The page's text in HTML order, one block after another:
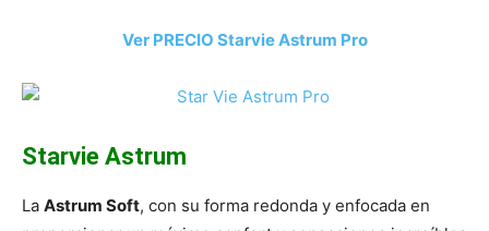
Ver PRECIO Starvie Astrum Pro
Starvie Astrum
La Astrum Soft, con su forma redonda y enfocada en